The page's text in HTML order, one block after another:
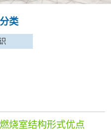
烧室结构形式优点
类